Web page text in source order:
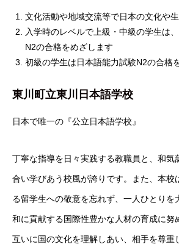
文化活動や地域交流等で日本の文化や
入学時のレベルで上級・中級の学生は
N2の合格をめざします
初級の学生は日本語能力試験N2の合格
東川町立東川日本語学校
日本で唯一の『公立日本語学校』
丁寧な指導を日々実践する教職員と、和気
合い学びあう校風が誇りです。また、本校
る留学生への敬意を忘れず、一人ひとりを
和に貢献する国際性豊かな人材の育成に努
互いに国の文化を理解しあい、相手を尊重